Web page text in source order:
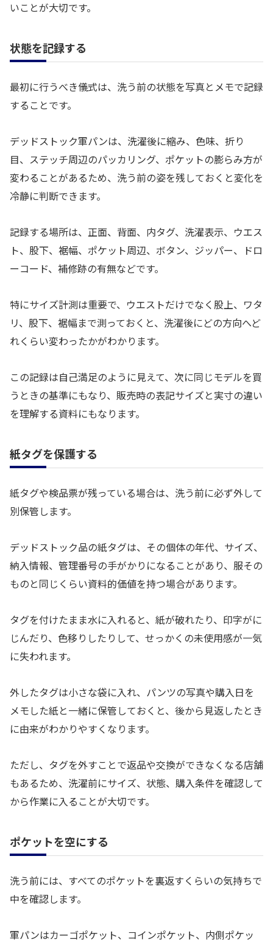
いことが大切です。
状態を記録する
最初に行うべき儀式は、洗う前の状態を写真とメモで記録
することです。
デッドストック軍パンは、洗濯後に縮み、色味、折り
目、ステッチ周辺のパッカリング、ポケットの膨らみ方が
変わることがあるため、洗う前の姿を残しておくと変化を
冷静に判断できます。
記録する場所は、正面、背面、内タグ、洗濯表示、ウエス
ト、股下、裾幅、ポケット周辺、ボタン、ジッパー、ドロ
ーコード、補修跡の有無などです。
特にサイズ計測は重要で、ウエストだけでなく股上、ワタ
リ、股下、裾幅まで測っておくと、洗濯後にどの方向へど
れくらい変わったかがわかります。
この記録は自己満足のように見えて、次に同じモデルを買
うときの基準にもなり、販売時の表記サイズと実寸の違い
を理解する資料にもなります。
紙タグを保護する
紙タグや検品票が残っている場合は、洗う前に必ず外して
別保管します。
デッドストック品の紙タグは、その個体の年代、サイズ、
納入情報、管理番号の手がかりになることがあり、服その
ものと同じくらい資料的価値を持つ場合があります。
タグを付けたまま水に入れると、紙が破れたり、印字がに
じんだり、色移りしたりして、せっかくの未使用感が一気
に失われます。
外したタグは小さな袋に入れ、パンツの写真や購入日を
メモした紙と一緒に保管しておくと、後から見返したとき
に由来がわかりやすくなります。
ただし、タグを外すことで返品や交換ができなくなる店舗
もあるため、洗濯前にサイズ、状態、購入条件を確認して
から作業に入ることが大切です。
ポケットを空にする
洗う前には、すべてのポケットを裏返すくらいの気持ちで
中を確認します。
軍パンはカーゴポケット、コインポケット、内側ポケッ